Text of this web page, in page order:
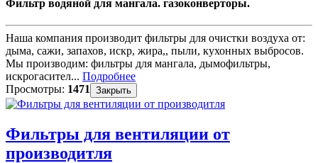
Фильтр водяной для мангала. газоконверторы.
Наша компания производит фильтры для очистки воздуха от:
дыма, сажи, запахов, искр, жира,, пыли, кухонных выбросов.
Мы производим: фильтры для мангала, дымофильтры,
искрогасител... Подробнее
Просмотры: 1471 Закрыть
Фильтры для вентиляции от
производитля